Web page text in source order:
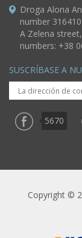
Droga Alona
number
A Zelena
numbers: +38
SUSCRÍBASE A
5670
Copyright ©